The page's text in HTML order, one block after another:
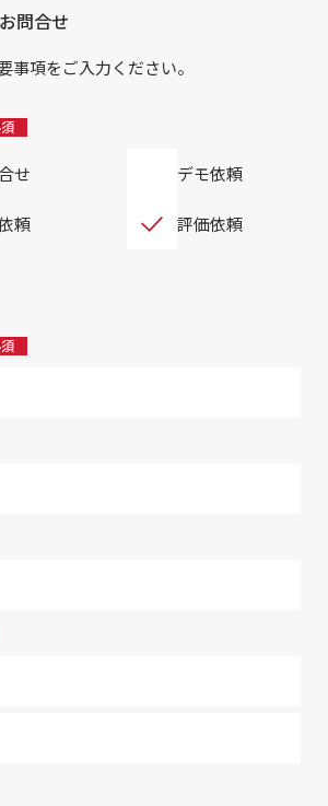
問合せ
事項をご入力ください。
せ デモ依頼
頼 評価依頼